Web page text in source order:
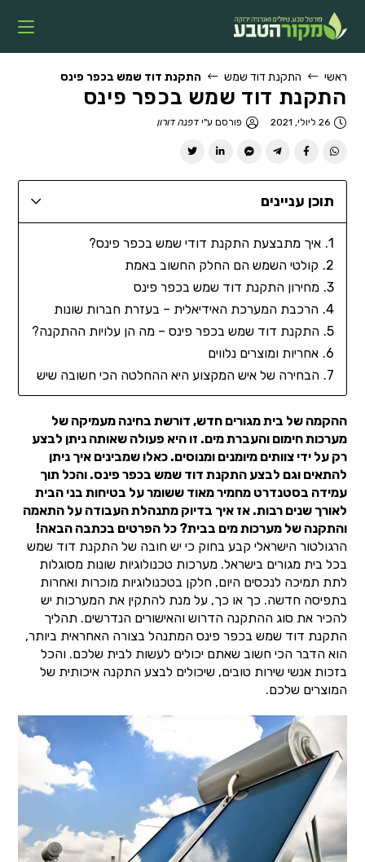
ראשי התקנת דוד שמש התקנת דוד שמש בכפר פינס
התקנת דוד שמש בכפר פינס
26 ליולי, 2021 פורסם ע"ידפנה דורון
תוכן עניינים
איך מתבצעת התקנת דודי שמש בכפר פינס?
קולטי השמש הם החלק החשוב באמת
מחירון התקנת דוד שמש בכפר פינס
הרכבת המערכת האידיאלית – בעזרת חברות שונות
התקנת דוד שמש בכפר פינס – מה הן עלויות ההתקנה?
אחריות ומוצרים נלווים
הבחירה של איש המקצוע היא ההחלטה הכי חשובה שיש
ההקמה של בית מגורים חדש, דורשת בחינה מעמיקה של
מערכות חימום והעברת מים. זו היא פעולה שאותה ניתן לבצע
רק על ידי צוותים מיומנים ומנוסים. כאלו שמבינים איך ניתן
להתאים וגם לבצע התקנת דוד שמש בכפר פינס. והכל תוך
עמידה בסטנדרט מחמיר מאוד ששומר על בטיחות בני הבית
לאורך שנים רבות. אז איך בדיוק מתנהלת העבודה על התאמה
והתקנה של מערכות מים בבית? כל הפרטים בכתבה הבאה!
הרגולטור הישראלי קבע בחוק כי יש חובה של התקנת דוד שמש
בכל בית מגורים בישראל. מערכות טכנולוגיות שונות מסוגלות
לתת תמיכה לנכסים היום, חלקן בטכנולוגיות מוכרות ואחרות
בתפיסה חדשה. כך או כך, על מנת להתקין את המערכות יש
להכיר את סוג ההתקנה הדרוש והאישורים הנדרשים. תהליך
התקנת דוד שמש בכפר פינס המתנהל בצורה האחראית ביותר,
הוא הדבר הכי חשוב שאתם יכולים לעשות לבית שלכם. והכל
בזכות אנשי שירות טובים, שיכולים לבצע התקנה איכותית של
המוצרים שלכם.